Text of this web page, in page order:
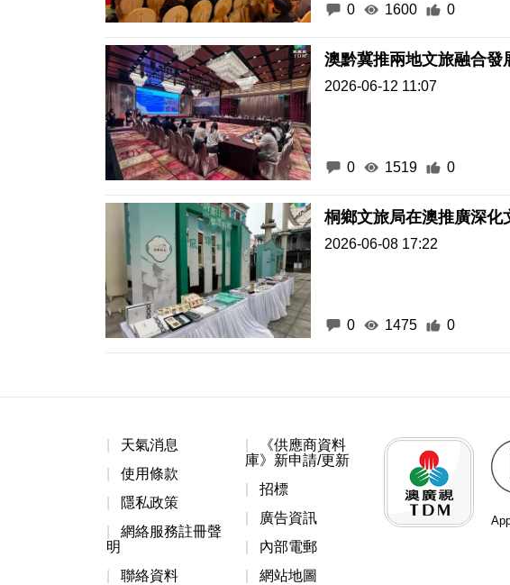
0 1600 0
澳黔冀推兩地文旅融合發
2026-06-12 11:07
0 1519 0
桐鄉文旅局在澳推廣深化
2026-06-08 17:22
0 1475 0
天氣消息
使用條款
隱私政策
網絡服務註冊聲
明
聯絡資料
《供應商資料
庫》新申請/更新
招標
廣告資訊
內部電郵
網站地圖